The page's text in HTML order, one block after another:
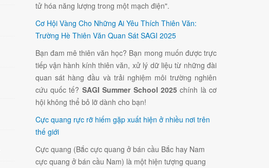
tử hóa năng lượng trong một mạch điện".
Cơ Hội Vàng Cho Những Ai Yêu Thích Thiên Văn:
Trường Hè Thiên Văn Quan Sát SAGI 2025
Bạn đam mê thiên văn học? Bạn mong muốn được trực
tiếp vận hành kính thiên văn, xử lý dữ liệu từ những đài
quan sát hàng đầu và trải nghiệm môi trường nghiên
cứu quốc tế? SAGI Summer School 2025chính là cơ
hội không thể bỏ lỡ dành cho bạn!
Cực quang rực rỡ hiếm gặp xuất hiện ở nhiều nơi trên
thế giới
Cực quang (Bắc cực quang ở bán cầu Bắc hay Nam
cực quang ở bán cầu Nam) là một hiện tượng quang